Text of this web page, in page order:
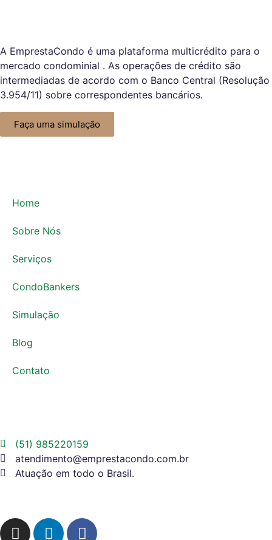
A EmprestaCondo é uma plataforma multicrédito para o
mercado condominial . As operações de crédito são
intermediadas de acordo com o Banco Central (Resolução
3.954/11) sobre correspondentes bancários.
Faça uma simulação
Home
Sobre Nós
Serviços
CondoBankers
Simulação
Blog
Contato
(51) 985220159
atendimento@emprestacondo.com.br
Atuação em todo o Brasil.